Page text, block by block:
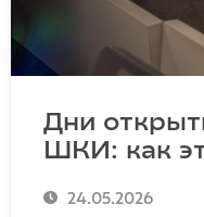
Дни
ШКИ: как
24.05.2026